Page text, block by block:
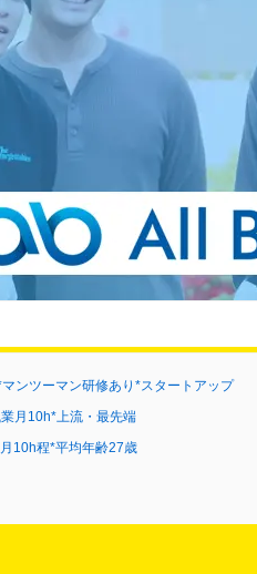
ンツーマン研修あり*スタートアップ
月10h*上流・最先端
10h程*平均年齢27歳